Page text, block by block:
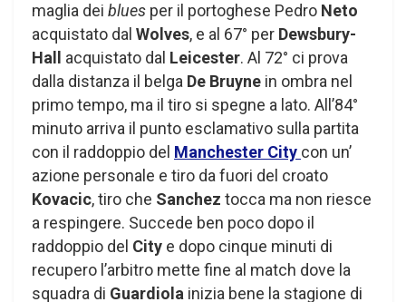
maglia dei blues per il portoghese Pedro Neto
acquistato dal Wolves, e al 67° per Dewsbury-
Hall
acquistato dal Leicester. Al 72° ci prova
dalla distanza il belga De Bruyne in ombra nel
primo tempo, ma il tiro si spegne a lato. All’84°
minuto arriva il punto esclamativo sulla partita
con il raddoppio del Manchester City con un’
azione personale e tiro da fuori del croato
Kovacic, tiro che Sanchez tocca ma non riesce
a respingere. Succede ben poco dopo il
raddoppio del City e dopo cinque minuti di
recupero l’arbitro mette fine al match dove la
squadra di Guardiola inizia bene la stagione di